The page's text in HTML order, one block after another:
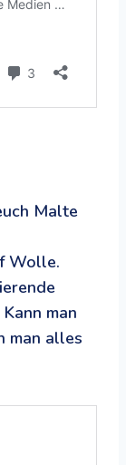
Malte
Wolle.
man
man alles